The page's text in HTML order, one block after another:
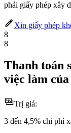
phải giấy phép xây
Xin giấy phép
8
8
Thanh toán
việc làm của
Trị giá:
3 đến 4,5% chi phí